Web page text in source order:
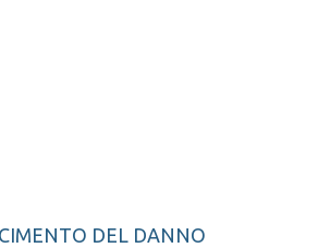
DEL DANNO